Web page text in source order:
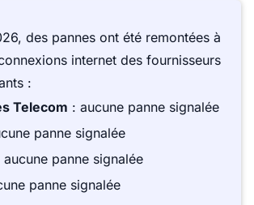
des pannes ont été remontées à
internet des fournisseurs
:
Telecom : aucune panne signalée
panne signalée
aucune panne signalée
panne signalée